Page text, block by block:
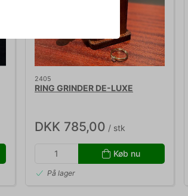
2405
RING GRINDER DE-LUXE
DKK 785,00 / stk
Køb nu
På lager